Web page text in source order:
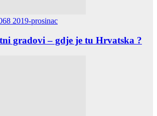
2019-prosinac
gradovi – gdje je tu Hrvatska ?